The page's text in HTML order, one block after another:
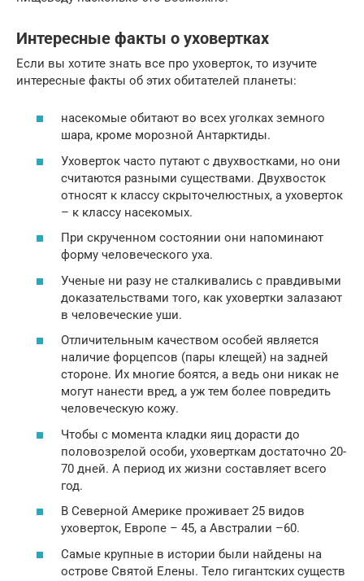
Интересные факты о уховертках
Если вы хотите знать все про уховерток, то изучите
интересные факты об этих обитателей планеты:
насекомые обитают во всех уголках земного
шара, кроме морозной Антарктиды.
Уховерток часто путают с двухвостками, но они
считаются разными существами. Двухвосток
относят к классу скрыточелюстных, а уховерток
– к классу насекомых.
При скрученном состоянии они напоминают
форму человеческого уха.
Ученые ни разу не сталкивались с правдивыми
доказательствами того, как уховертки залазают
в человеческие уши.
Отличительным качеством особей является
наличие форцепсов (пары клещей) на задней
стороне. Их многие боятся, а ведь они никак не
могут нанести вред, а уж тем более повредить
человеческую кожу.
Чтобы с момента кладки яиц дорасти до
половозрелой особи, уховерткам достаточно 20-
70 дней. А период их жизни составляет всего
год.
В Северной Америке проживает 25 видов
уховерток, Европе – 45, а Австралии –60.
Самые крупные в истории были найдены на
острове Святой Елены. Тело гигантских существ